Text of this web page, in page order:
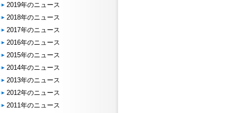
2019年のニュース
2018年のニュース
2017年のニュース
2016年のニュース
2015年のニュース
2014年のニュース
2013年のニュース
2012年のニュース
2011年のニュース